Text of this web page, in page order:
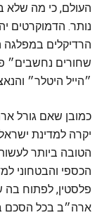
העולם, כי מה שלא
נותר. הדמוקרטים
הרדיקלים במפלגה
שחורים נחשבים״
״הייל היטלר״
כמובן שאם גורל
יקרה למדינת
הטובה ביותר
הכספי והבטחוני
פלסטין, לפתוח בה
ארה״ב בכל הסכם